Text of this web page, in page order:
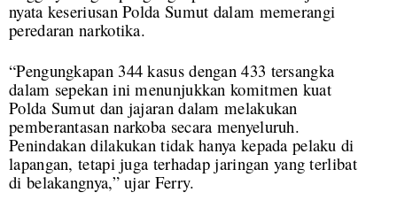
nyata keseriusan Polda Sumut dalam memerangi
peredaran narkotika.
“Pengungkapan 344 kasus dengan 433 tersangka
dalam sepekan ini menunjukkan komitmen kuat
Polda Sumut dan jajaran dalam melakukan
pemberantasan narkoba secara menyeluruh.
Penindakan dilakukan tidak hanya kepada pelaku di
lapangan, tetapi juga terhadap jaringan yang terlibat
di belakangnya,” ujar Ferry.